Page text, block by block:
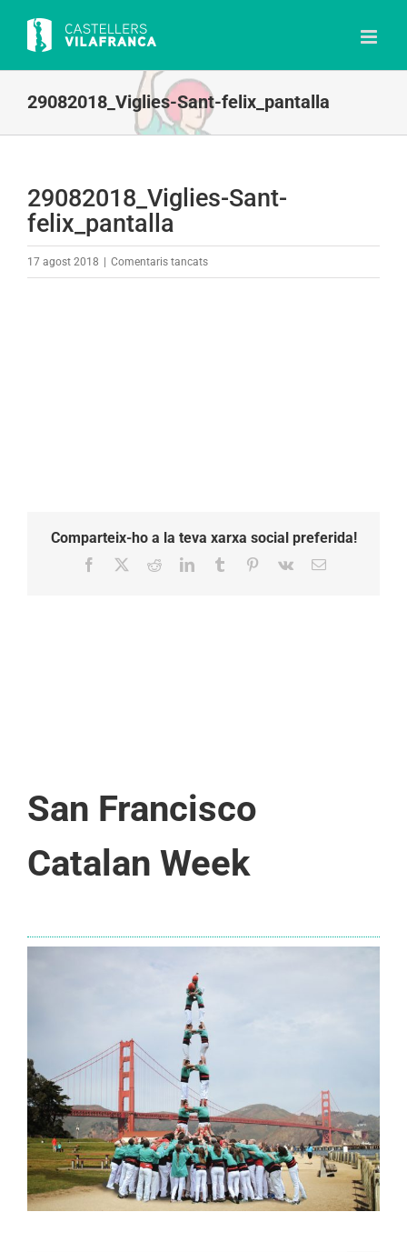
content
29082018_Viglies-Sant-felix_pantalla
29082018_Viglies-Sant-
felix_pantalla
17 agost 2018 Comentaris tancatsa
Comparteix-ho a la teva xarxa social preferida!
Facebook RedditLinkedInTumblr Pinterest
Vk Email:
San Francisco
Catalan Week